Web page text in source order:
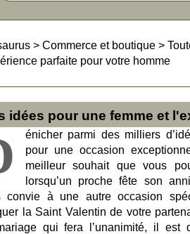
> Commerce et boutique >
parfaite pour votre homme
idées pour une femme et
énicher parmi des milliers
pour une occasion
meilleur souhait que vous
lorsqu’un proche fête son
convie à une autre occasion
la Saint Valentin de votre
qui fera l’unanimité, il est